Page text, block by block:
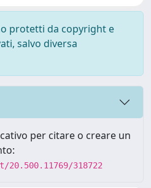
protetti da copyright e
salvo diversa
per citare o creare un
318722